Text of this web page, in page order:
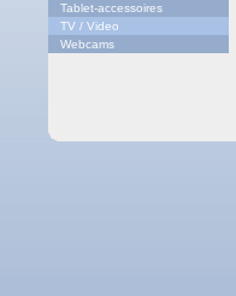
Tablet-accessoires
TV / Video
Webcams